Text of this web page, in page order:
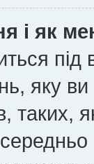
і як
яку
таких,